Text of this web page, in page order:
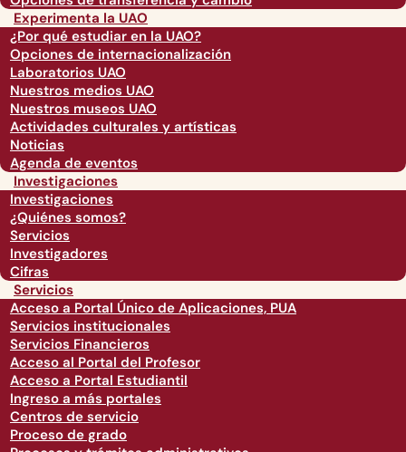
Experimenta la UAO
¿Por qué estudiar en la UAO?
Opciones de internacionalización
Laboratorios UAO
Nuestros medios UAO
Nuestros museos UAO
Actividades culturales y artísticas
Noticias
Agenda de eventos
Investigaciones
Investigaciones
¿Quiénes somos?
Servicios
Investigadores
Cifras
Servicios
Acceso a Portal Único de Aplicaciones, PUA
Servicios institucionales
Servicios Financieros
Acceso al Portal del Profesor
Acceso a Portal Estudiantil
Ingreso a más portales
Centros de servicio
Proceso de grado